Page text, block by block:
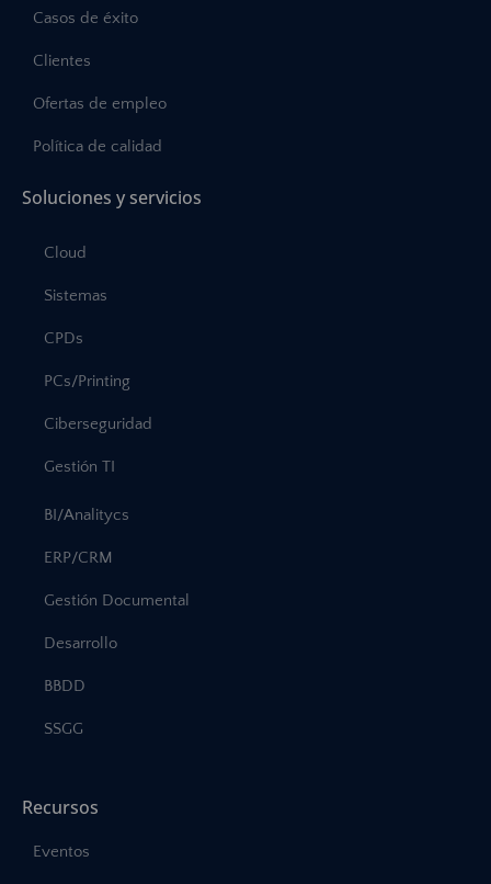
Casos de éxito
Clientes
Ofertas de empleo
Política de calidad
Soluciones y servicios
Cloud
Sistemas
CPDs
PCs/Printing
Ciberseguridad
Gestión TI
BI/Analitycs
ERP/CRM
Gestión Documental
Desarrollo
BBDD
SSGG
Recursos
Eventos